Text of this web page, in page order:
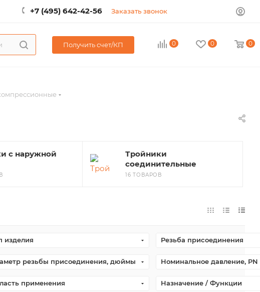
+7 (495) 642-42-56 Заказать звонок
Получить счет/КП 0 0 0
с наружной
Тройники
соединительные
16 ТОВАРОВ
изделия Резьба присоединения
резьбы присоединения, дюймы Номинальное давление, PN
применения Назначение / Функции